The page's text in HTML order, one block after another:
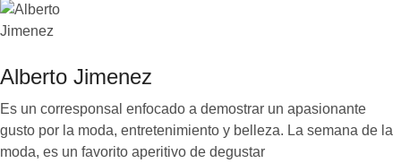
Alberto Jimenez
Es un corresponsal enfocado a demostrar un apasionante
gusto por la moda, entretenimiento y belleza. La semana de la
moda, es un favorito aperitivo de degustar